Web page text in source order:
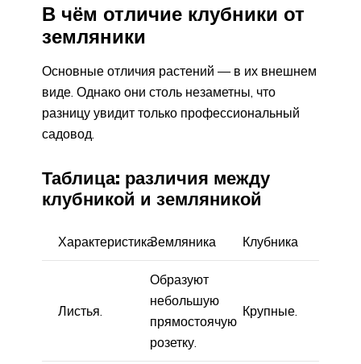
В чём отличие клубники от
земляники
Основные отличия растений — в их внешнем
виде. Однако они столь незаметны, что
разницу увидит только профессиональный
садовод.
Таблица: различия между
клубникой и земляникой
ХарактеристикаЗемляника Клубника
Листья.
Образуют
небольшую
прямостоячую
розетку.
Крупные.